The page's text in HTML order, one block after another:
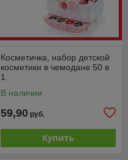
Косметичка, набор детской
косметики в чемодане 50 в
1
В наличии
59,90 руб.
Купить